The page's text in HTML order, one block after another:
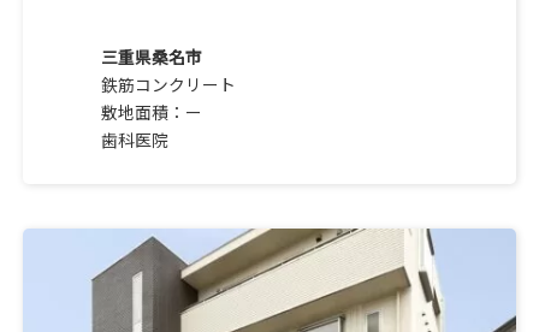
三重県桑名市
鉄筋コンクリート
敷地面積：ー
歯科医院